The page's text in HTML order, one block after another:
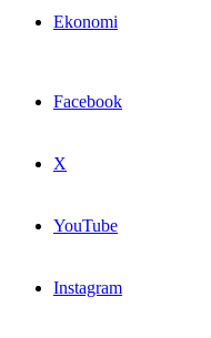
Ekonomi
Facebook
X
YouTube
Instagram